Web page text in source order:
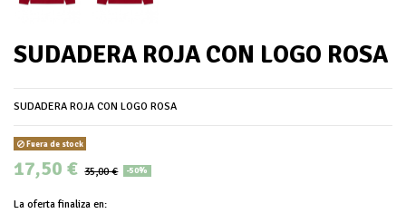
SUDADERA ROJA CON LOGO ROSA
SUDADERA ROJA CON LOGO ROSA
Fuera de stock
17,50 € 35,00 € -50%
La oferta finaliza en: